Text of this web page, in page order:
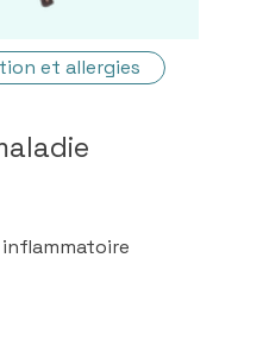
et allergies
inflammatoire